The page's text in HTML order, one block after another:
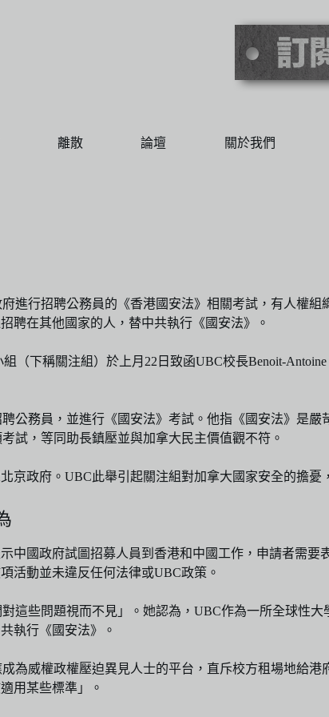
離散 論壇 關於我們
進行招聘公務員的《香港國安法》相關考試，有人權
聘在其他國家的人，替中共執行《國安法》。
（下稱關注組）於上月22日致函UBC校長Benoit-
公務員，並進行《國安法》考試。他指《國安法》是
試，等同助長鎮壓並與加拿大民主價值觀不符。
京政府。UBC此舉引起關注組對加拿大國家安全的擔憂
中國政府試圖招募人員到香港和中國工作，申請者需
活動並未違反任何法律或UBC政策。
這些問題視而不見」。她認為，UBC作為一所全球性
執行《國安法》。
為威權政權壓迫異見人士的平台，直斥校方租場地給
用某些標準」。